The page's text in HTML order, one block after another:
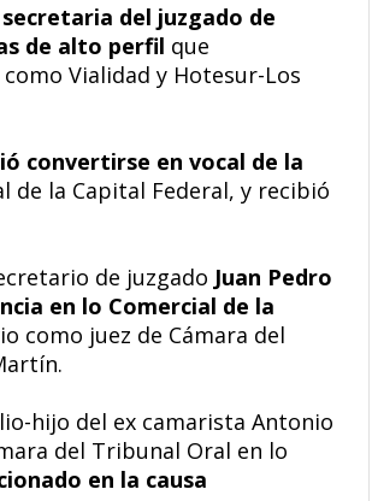
secretaria del juzgado de
de alto perfil que
Vialidad y Hotesur-Los
convertirse en vocal de la
de la Capital Federal, y recibió
de juzgado Juan Pedro
en lo Comercial de la
como juez de Cámara del
hijo del ex camarista Antonio
del Tribunal Oral en lo
en la causa